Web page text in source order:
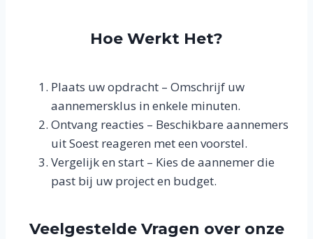
Hoe Werkt Het?
Plaats uw opdracht – Omschrijf uw
aannemersklus in enkele minuten.
Ontvang reacties – Beschikbare aannemers
uit Soest reageren met een voorstel.
Vergelijk en start – Kies de aannemer die
past bij uw project en budget.
Veelgestelde Vragen over onze